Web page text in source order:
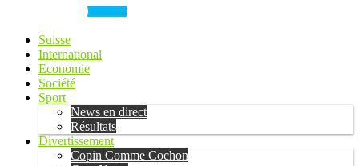
Suisse
International
Economie
Société
Sport
News en direct
Résultats
Divertissement
Copin Comme Cochon